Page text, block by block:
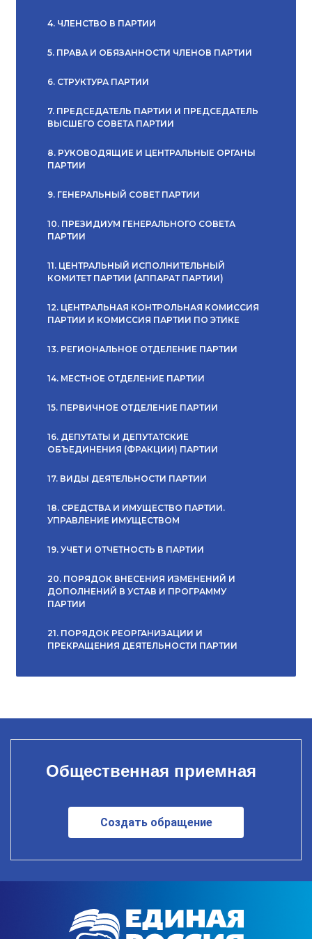
4. ЧЛЕНСТВО В ПАРТИИ
5. ПРАВА И ОБЯЗАННОСТИ ЧЛЕНОВ ПАРТИИ
6. СТРУКТУРА ПАРТИИ
7. ПРЕДСЕДАТЕЛЬ ПАРТИИ И ПРЕДСЕДАТЕЛЬ
ВЫСШЕГО СОВЕТА ПАРТИИ
8. РУКОВОДЯЩИЕ И ЦЕНТРАЛЬНЫЕ ОРГАНЫ
ПАРТИИ
9. ГЕНЕРАЛЬНЫЙ СОВЕТ ПАРТИИ
10. ПРЕЗИДИУМ ГЕНЕРАЛЬНОГО СОВЕТА
ПАРТИИ
11. ЦЕНТРАЛЬНЫЙ ИСПОЛНИТЕЛЬНЫЙ
КОМИТЕТ ПАРТИИ (АППАРАТ ПАРТИИ)
12. ЦЕНТРАЛЬНАЯ КОНТРОЛЬНАЯ КОМИССИЯ
ПАРТИИ И КОМИССИЯ ПАРТИИ ПО ЭТИКЕ
13. РЕГИОНАЛЬНОЕ ОТДЕЛЕНИЕ ПАРТИИ
14. МЕСТНОЕ ОТДЕЛЕНИЕ ПАРТИИ
15. ПЕРВИЧНОЕ ОТДЕЛЕНИЕ ПАРТИИ
16. ДЕПУТАТЫ И ДЕПУТАТСКИЕ
ОБЪЕДИНЕНИЯ (ФРАКЦИИ) ПАРТИИ
17. ВИДЫ ДЕЯТЕЛЬНОСТИ ПАРТИИ
18. СРЕДСТВА И ИМУЩЕСТВО ПАРТИИ.
УПРАВЛЕНИЕ ИМУЩЕСТВОМ
19. УЧЕТ И ОТЧЕТНОСТЬ В ПАРТИИ
20. ПОРЯДОК ВНЕСЕНИЯ ИЗМЕНЕНИЙ И
ДОПОЛНЕНИЙ В УСТАВ И ПРОГРАММУ
ПАРТИИ
21. ПОРЯДОК РЕОРГАНИЗАЦИИ И
ПРЕКРАЩЕНИЯ ДЕЯТЕЛЬНОСТИ ПАРТИИ
Общественная приемная
Создать обращение